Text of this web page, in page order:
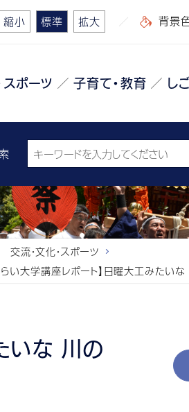
縮小 標準 拡大 背景
スポーツ 子育て・教育 し
交流・文化・スポーツ
らい大学講座レポート】日曜大工みた
いな 川の